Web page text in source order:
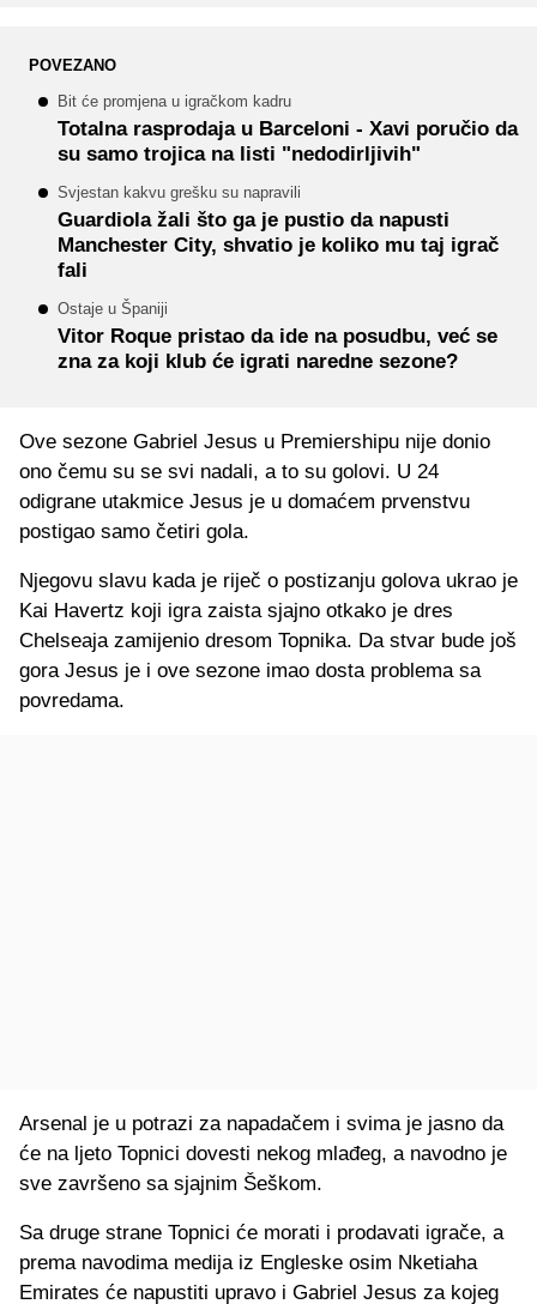
POVEZANO
Bit će promjena u igračkom kadru
Totalna rasprodaja u Barceloni - Xavi poručio da
su samo trojica na listi "nedodirljivih"
Svjestan kakvu grešku su napravili
Guardiola žali što ga je pustio da napusti
Manchester City, shvatio je koliko mu taj igrač
fali
Ostaje u Španiji
Vitor Roque pristao da ide na posudbu, već se
zna za koji klub će igrati naredne sezone?
Ove sezone Gabriel Jesus u Premiershipu nije donio
ono čemu su se svi nadali, a to su golovi. U 24
odigrane utakmice Jesus je u domaćem prvenstvu
postigao samo četiri gola.
Njegovu slavu kada je riječ o postizanju golova ukrao je
Kai Havertz koji igra zaista sjajno otkako je dres
Chelseaja zamijenio dresom Topnika. Da stvar bude još
gora Jesus je i ove sezone imao dosta problema sa
povredama.
Arsenal je u potrazi za napadačem i svima je jasno da
će na ljeto Topnici dovesti nekog mlađeg, a navodno je
sve završeno sa sjajnim Šeškom.
Sa druge strane Topnici će morati i prodavati igrače, a
prema navodima medija iz Engleske osim Nketiaha
Emirates će napustiti upravo i Gabriel Jesus za kojeg